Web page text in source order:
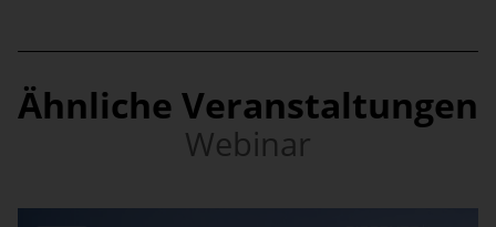
Ähnliche Veranstaltungen
Webinar